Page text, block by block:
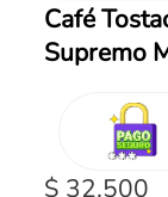
Skip
the
gallery
Café
Supremo
$ 32.500